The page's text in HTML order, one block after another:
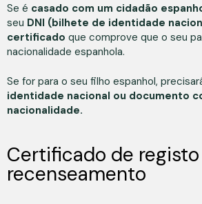
Se é casado com um cidadão
seu DNI (bilhete de identidade
certificado que comprove que o seu
nacionalidade espanhola.
Se for para o seu filho espanhol,
identidade nacional ou documento
nacionalidade.
Certificado de
recenseamento